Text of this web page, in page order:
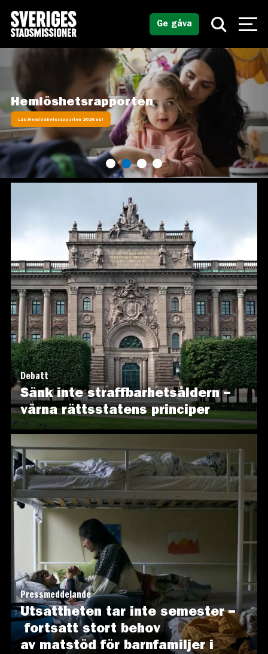
Ge gåva
Hemlöshetsrapporten
Läs Hemlöshetsrapporten 2026 nu!
Debatt
Sänk inte straffbarhetsåldern –
värna rättsstatens principer
Pressmeddelande
Utsattheten tar inte semester –
fortsatt stort behov
av matstöd för barnfamiljer i